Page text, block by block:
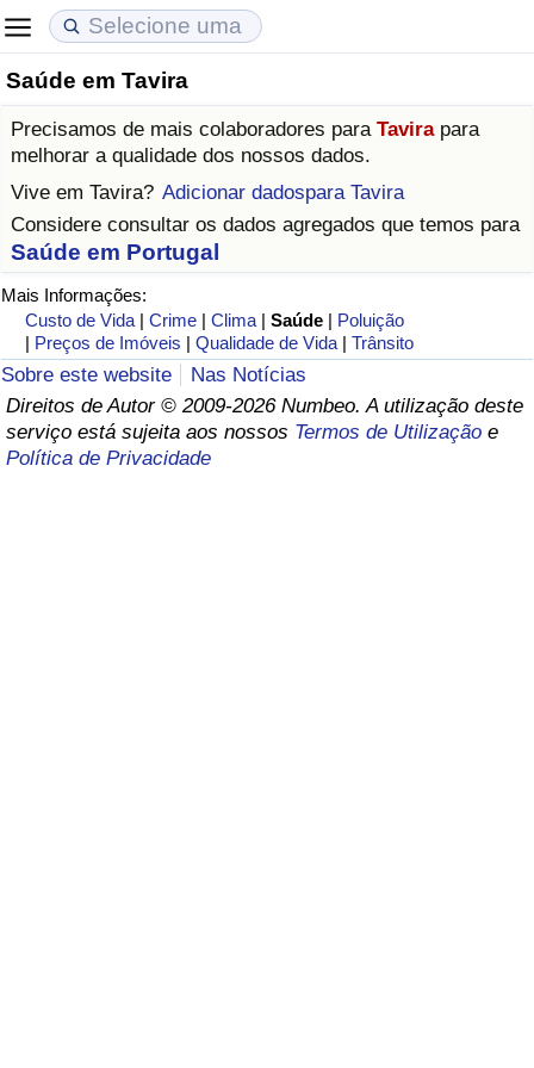
Saúde em Tavira
Precisamos de mais colaboradores para Tavirapara
melhorar a qualidade dos nossos dados.
Vive em Tavira? Adicionar dadospara Tavira
Considere consultar os dados agregados que temos para
Saúde em Portugal
Mais Informações:
Custo de Vida |Crime |Clima |Saúde | Poluição
| Preços de Imóveis |Qualidade de Vida |Trânsito
Sobre este website
Nas Notícias
Direitos de Autor © 2009-2026 Numbeo. A utilização deste
serviço está sujeita aos nossos Termos de Utilização e
Política de Privacidade
Custo de Vida
Indicador de Custo de Vida (Atual)
Indicador de Custo de Vida
Indicador de Custo de Vida Por País
em Aqaba
Preços de Imóveis
Indicador de Preços de Imóveis (Atual)
Indicador de Preços de Imóveis
Indicador de Preços de Imóveis por País
Qualidade de Vida
Indicador de Qualidade de Vida
Indicador de Qualidade de Vida (Atual)
Índice de qualidade de vida por país
Crime
Taxa do Indicador de Crime (Atual)
Indicador de Crime